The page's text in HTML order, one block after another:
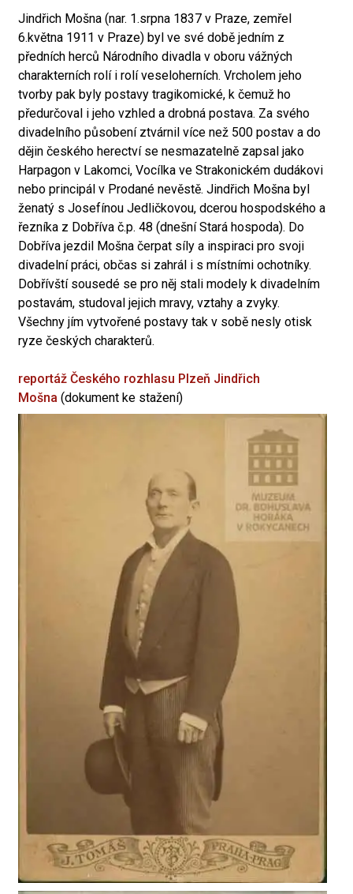
Jindřich Mošna (nar. 1.srpna 1837 v Praze, zemřel
6.května 1911 v Praze) byl ve své době jedním z
předních herců Národního divadla v oboru vážných
charakterních rolí i rolí veseloherních. Vrcholem jeho
tvorby pak byly postavy tragikomické, k čemuž ho
předurčoval i jeho vzhled a drobná postava. Za svého
divadelního působení ztvárnil více než 500 postav a do
dějin českého herectví se nesmazatelně zapsal jako
Harpagon v Lakomci, Vocílka ve Strakonickém dudákovi
nebo principál v Prodané nevěstě. Jindřich Mošna byl
ženatý s Josefínou Jedličkovou, dcerou hospodského a
řezníka z Dobříva č.p. 48 (dnešní Stará hospoda). Do
Dobříva jezdil Mošna čerpat síly a inspiraci pro svoji
divadelní práci, občas si zahrál i s místními ochotníky.
Dobřívští sousedé se pro něj stali modely k divadelním
postavám, studoval jejich mravy, vztahy a zvyky.
Všechny jím vytvořené postavy tak v sobě nesly otisk
ryze českých charakterů.
reportáž Českého rozhlasu Plzeň Jindřich
Mošna (dokument ke stažení)